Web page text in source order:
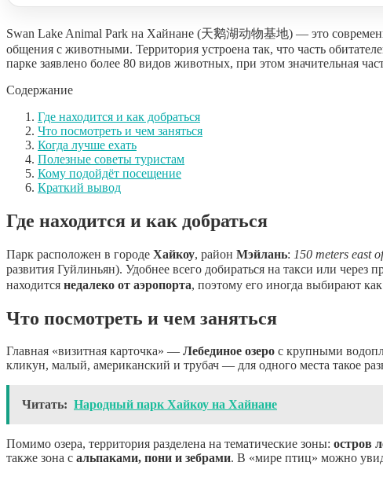
Swan Lake Animal Park на Хайнане (天鹅湖动物基地) — это
общения с животными. Территория устроена так, что часть
парке заявлено более 80 видов животных, при этом значительная
Содержание
Где находится и как добраться
Что посмотреть и чем заняться
Когда лучше ехать
Полезные советы туристам
Кому подойдёт посещение
Краткий вывод
Где находится и как добраться
Парк расположен в городе Хайкоу, район Мэйлань: 150 meters east
развития Гуйлиньян). Удобнее всего добираться на такси или через
находится недалеко от аэропорта, поэтому его иногда выбирают
Что посмотреть и чем заняться
Главная «визитная карточка» — Лебединое озеро с крупными
кликун, малый, американский и трубач — для одного места такое
Читать: Народный парк Хайкоу на Хайнане
Помимо озера, территория разделена на тематические зоны: остров
также зона с альпаками, пони и зебрами. В «мире птиц» можно